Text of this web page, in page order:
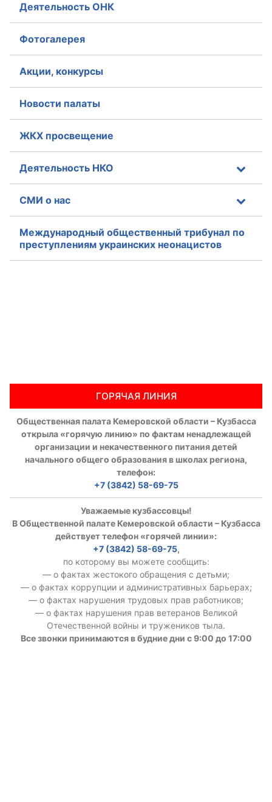
Деятельность ОНК
Фотогалерея
Акции, конкурсы
Новости палаты
ЖКХ просвещение
Деятельность НКО
СМИ о нас
Международный общественный трибунал по
преступлениям украинских неонацистов
ГОРЯЧАЯ ЛИНИЯ
Общественная палата Кемеровской области – Кузбасса
открыла «горячую линию» по фактам ненадлежащей
организации и некачественного питания детей
начального общего образования в школах региона,
телефон:
+7 (3842) 58-69-75
Уважаемые кузбассовцы!
В Общественной палате Кемеровской области – Кузбасса
действует телефон «горячей линии»:
+7 (3842) 58-69-75,
по которому вы можете сообщить:
— о фактах жестокого обращения с детьми;
— о фактах коррупции и административных барьерах;
— о фактах нарушения трудовых прав работников;
— о фактах нарушения прав ветеранов Великой
Отечественной войны и тружеников тыла.
Все звонки принимаются в будние дни с 9:00 до 17:00